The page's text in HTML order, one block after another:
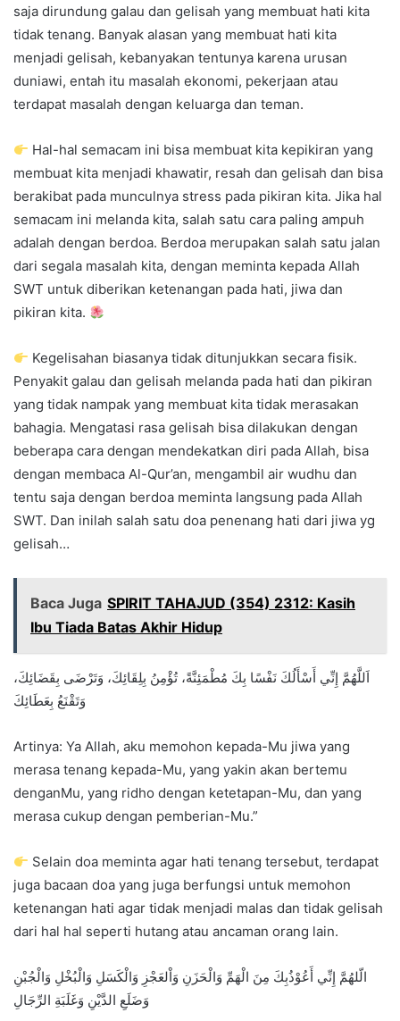
saja dirundung galau dan gelisah yang membuat hati kita
tidak tenang. Banyak alasan yang membuat hati kita
menjadi gelisah, kebanyakan tentunya karena urusan
duniawi, entah itu masalah ekonomi, pekerjaan atau
terdapat masalah dengan keluarga dan teman.
Hal-hal semacam ini bisa membuat kita kepikiran yang
membuat kita menjadi khawatir, resah dan gelisah dan bisa
berakibat pada munculnya stress pada pikiran kita. Jika hal
semacam ini melanda kita, salah satu cara paling ampuh
adalah dengan berdoa. Berdoa merupakan salah satu jalan
dari segala masalah kita, dengan meminta kepada Allah
SWT untuk diberikan ketenangan pada hati, jiwa dan
pikiran kita.
Kegelisahan biasanya tidak ditunjukkan secara fisik.
Penyakit galau dan gelisah melanda pada hati dan pikiran
yang tidak nampak yang membuat kita tidak merasakan
bahagia. Mengatasi rasa gelisah bisa dilakukan dengan
beberapa cara dengan mendekatkan diri pada Allah, bisa
dengan membaca Al-Qur’an, mengambil air wudhu dan
tentu saja dengan berdoa meminta langsung pada Allah
SWT. Dan inilah salah satu doa penenang hati dari jiwa yg
gelisah…
Baca Juga SPIRIT TAHAJUD (354) 2312: Kasih
Ibu Tiada Batas Akhir Hidup
اَللَّهُمَّ إِنِّي أَسْأَلُكَ نَفْسًا بِكَ مُطْمَئِنَّةً، تُؤْمِنُ بِلِقَائِكَ، وَتَرْضَى بِقَضَائِكَ،
وَتَقْنَعُ بِعَطَائِكَ
Artinya: Ya Allah, aku memohon kepada-Mu jiwa yang
merasa tenang kepada-Mu, yang yakin akan bertemu
denganMu, yang ridho dengan ketetapan-Mu, dan yang
merasa cukup dengan pemberian-Mu.”
Selain doa meminta agar hati tenang tersebut, terdapat
juga bacaan doa yang juga berfungsi untuk memohon
ketenangan hati agar tidak menjadi malas dan tidak gelisah
dari hal hal seperti hutang atau ancaman orang lain.
الّلهُمَّ إِنِّي أَعُوْذُبِكَ مِنَ الْهَمِّ وَالْحَزَنِ وَاْلعَجْزِ وَالْكَسَلِ وَالْبُخْلِ وَالْجُبْنِ
وَضَلَعِ الدَّيْنِ وَغَلَبَةِ الرِّجَالِ